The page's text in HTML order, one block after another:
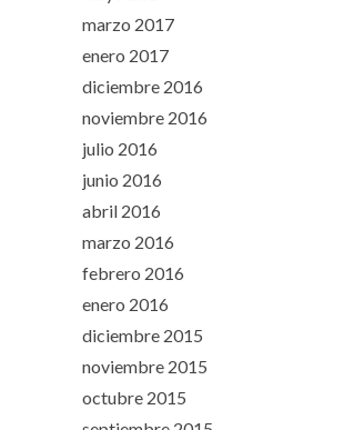
marzo 2017
enero 2017
diciembre 2016
noviembre 2016
julio 2016
junio 2016
abril 2016
marzo 2016
febrero 2016
enero 2016
diciembre 2015
noviembre 2015
octubre 2015